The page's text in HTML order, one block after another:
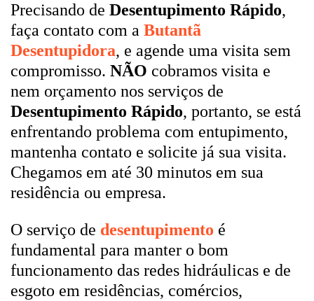
Precisando de Desentupimento Rápido,
faça contato com a Butantã
Desentupidora, e agende uma visita sem
compromisso. NÃO cobramos visita e
nem orçamento nos serviços de
Desentupimento Rápido, portanto, se está
enfrentando problema com entupimento,
mantenha contato e solicite já sua visita.
Chegamos em até 30 minutos em sua
residência ou empresa.
O serviço de desentupimento é
fundamental para manter o bom
funcionamento das redes hidráulicas e de
esgoto em residências, comércios,